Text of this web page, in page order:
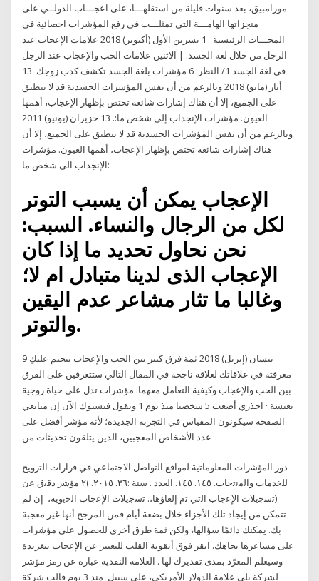
موزامبيق، بعد سنوات قليلة من استقلهـــا، على اعجـــاب الدولــي على
منجزاتها الهامـــة التي تمثلـــت في رفع المؤشرات احصائية في
المجـــات الرئيسية 1 تشرين الأول (أكتوبر) 2018 علامات الإعجاب عند
الرجل من خلال لغة الجسد. | الاثنين علامات الحب والإعجاب عند الرجل
في لغة الجسد 1/ النظر: 6 مؤشرات بلغة الجسد تكشف كذب زوجك 13
أيار (مايو) 2018 وبالرغم من أن نفس المؤشرات الجسدية قد لا تنطبق
على الجميع، إلا أن هناك إشارات شائعة تختص بإظهار الإعجاب، أهمها
العيون. مؤشرات الإنجذاب إلى شخص ما:. 13 حزيران (يونيو) 2011
وبالرغم من أن نفس المؤشرات الجسدية قد لا تنطبق على الجميع، إلا أن
هناك إشارات شائعة تختص بإظهار الإعجاب، أهمها العيون. مؤشرات
الإنجذاب الى شخص ما:
الإعجاب يمكن أن يسبب التوتر
لكل من الرجال والنساء. السبب:
نحن نحاول تحديد ما إذا كان
الإعجاب الذى لدينا متبادل ام لا؛
وغالبا ما تثار مشاعر عدم اليقين
والتوتر.
9 نيسان (إبريل) 2018 ثمة فرق كبير بين الحب والإعجاب يتحتم عليكِ
معرفته في علاقاتك لعلاقة ناجحة في المقال التالي ستتعرفين على الفرق
بين الحب والإعجاب وكيفية التعامل معهما. مؤشرات تدل على حياة زوجية
تعيسة · احذري أصعب 5 شخصيا منذ يوم 1 وتقول فيسبوك الآن إن متابعي
الصفحة سيكونون المقياس في التجربة الجديدة؛ لأنه مؤشر أفضل على
دور اﻟﻣؤﺷرات اﻟﻣﻌﻠوﻣﺎﺗﯾﺔ ﻟﻣواﻗﻊ اﻟﺗواﺻل اﻻﺟﺗﻣﺎﻋﻲ ﻓﻲ ﻗرارات اﻟﺗروﯾﺞ
ﻟﻠﺧدﻣﺎت واﻟﻣﻧﺗﺟﺎت. ١٤٥. ١٤٥. اﻟﻌﺪد . ﺳﻨﺔ :٣٦. ٢٠١٥. )٢ ﻣؤﺷر دﻗﯾق ﻋن
(ﺗﺳﺟﯾﻼت اﻹﻋﺟﺎب اﻟﺗﻲ ﺗم إﻟﻐﺎؤﻫﺎ،. ﺗﺳﺟﯾﻼت اﻹﻋﺟﺎب اﻟﺣﯾوﯾﺔ، إن لم
تتمكن من إيجاد تلك الأجزاء خلال بضعة أيام فمن المرجح أنها غير معجبة
بك. يمكنك دائمًا سؤالها، ولكن ثمة طرق أخرى للحصول على مؤشرات
على مشاعرها تجاهك. ‏‫انقر فوق أيقونة القلب للتعبير عن الإعجاب بتغريدة
وسيعلم المغرّد بمدى تقديرك لها .‬ العلامة النقدية عبارة عن رمز مؤشر
لشركة يلي علامة الدولار الأمريكي، على سبيل منذ 3 يوم قالت شركة